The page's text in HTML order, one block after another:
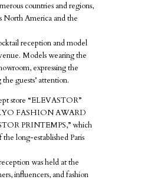
countries and regions,
North America and the
reception and model
Models wearing the
expressing the
guests’ attention.
store “ELEVASTOR”
FASHION AWARD
PRINTEMPS,” which
the long-established Paris
was held at the
influencers, and fashion